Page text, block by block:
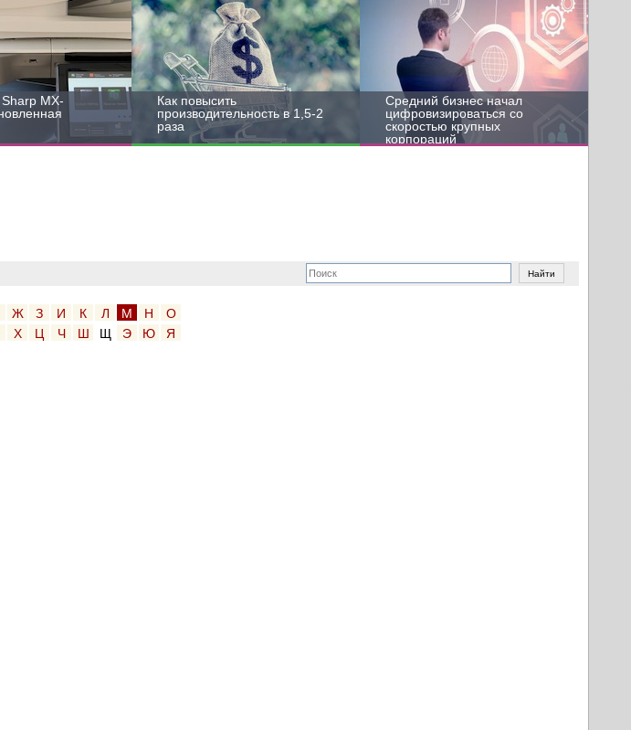
MX-
Как повысить
производительность в 1,5-2
раза
Средний бизнес начал
цифровизироваться со
скоростью крупных
корпораций
Ж З И К Л М Н
О
Х Ц Ч Ш Щ Э Ю Я